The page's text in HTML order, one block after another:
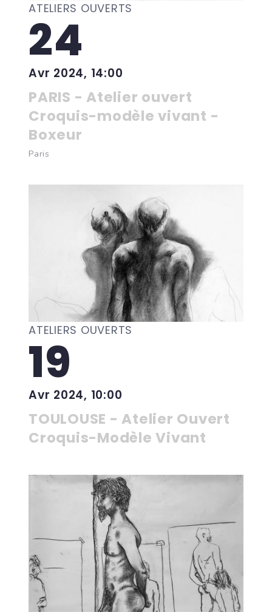
ATELIERS OUVERTS
24
Avr 2024, 14:00
PARIS - Atelier ouvert
Croquis-modèle vivant -
Boxeur
Paris
ATELIERS OUVERTS
19
Avr 2024, 10:00
TOULOUSE - Atelier Ouvert
Croquis-Modèle Vivant